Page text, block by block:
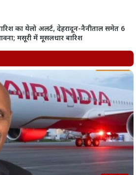
का येलो अलर्ट, देहरादून-नैनीताल समेत 6
मसूरी में मूसलधार बारिश